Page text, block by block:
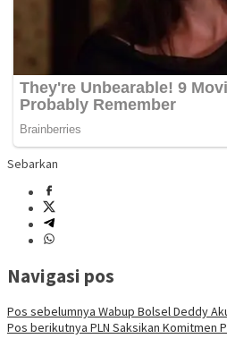
Sebarkan
Navigasi pos
Pos sebelumnya Wabup Bolsel Deddy
Pos berikutnya PLN Saksikan Komitmen